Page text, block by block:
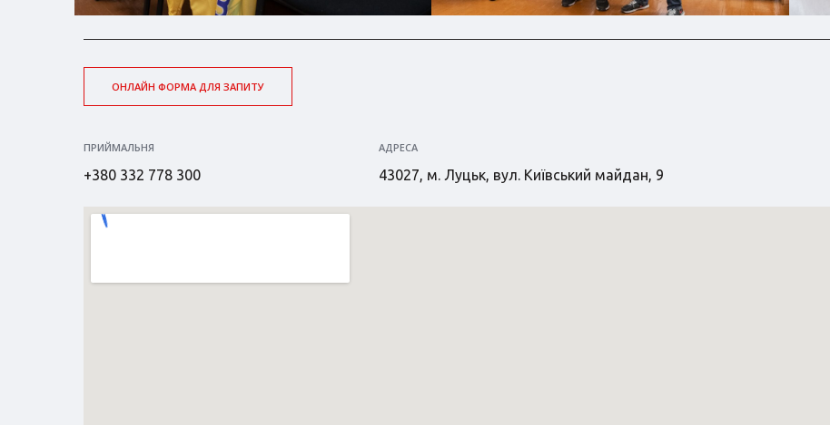
ОНЛАЙН ФОРМА ДЛЯ ЗАПИТУ
ПРИЙМАЛЬНЯ
+380 332 778 300
АДРЕСА
43027, м. Луцьк, вул. Київський майдан, 9